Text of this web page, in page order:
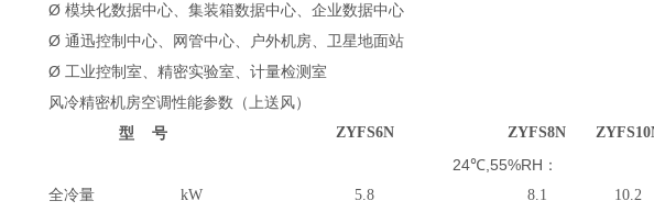
Ø 模块化数据中心、集装箱数据中心、企业数据中心
Ø 通迅控制中心、网管中心、户外机房、卫星地面站
Ø 工业控制室、精密实验室、计量检测室
风冷精密机房空调性能参数（上送风）
型 号 ZYFS6N ZYFS8N
24℃,55%RH：
全冷量 kW 5.8 8.1 10.2